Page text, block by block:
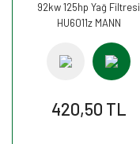
92kw 125hp Yağ Filtresi
HU6011z MANN
420,50 TL